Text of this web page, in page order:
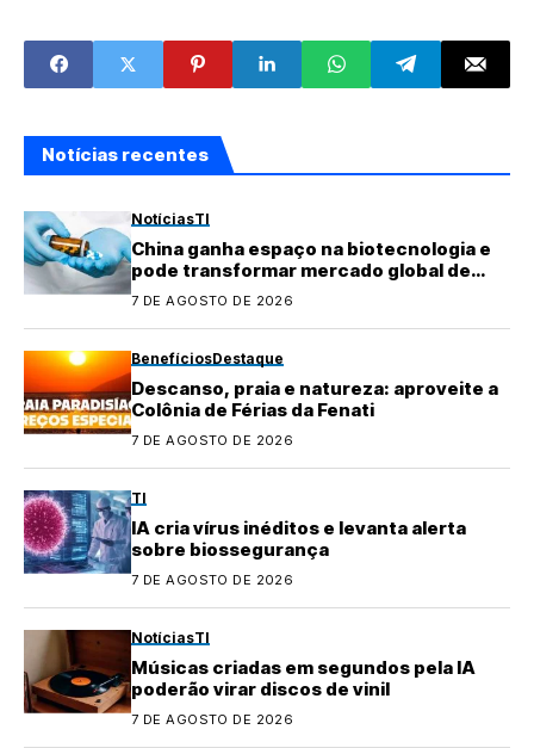
Facebook com
serviços pagos
Notícias recentes
NotíciasTI
China ganha espaço na biotecnologia e
pode transformar mercado global de
medicamentos
7 DE AGOSTO DE 2026
BenefíciosDestaque
Descanso, praia e natureza: aproveite a
Colônia de Férias da Fenati
7 DE AGOSTO DE 2026
TI
IA cria vírus inéditos e levanta alerta
sobre biossegurança
7 DE AGOSTO DE 2026
NotíciasTI
Músicas criadas em segundos pela IA
poderão virar discos de vinil
7 DE AGOSTO DE 2026